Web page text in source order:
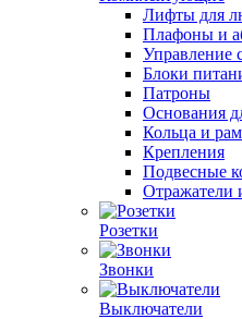
Лифты для
Плафоны и
Управление
Блоки
Патроны
Основания
Кольца и
Крепления
Подвесные
Отражатели
Розетки
Звонки
Выключатели